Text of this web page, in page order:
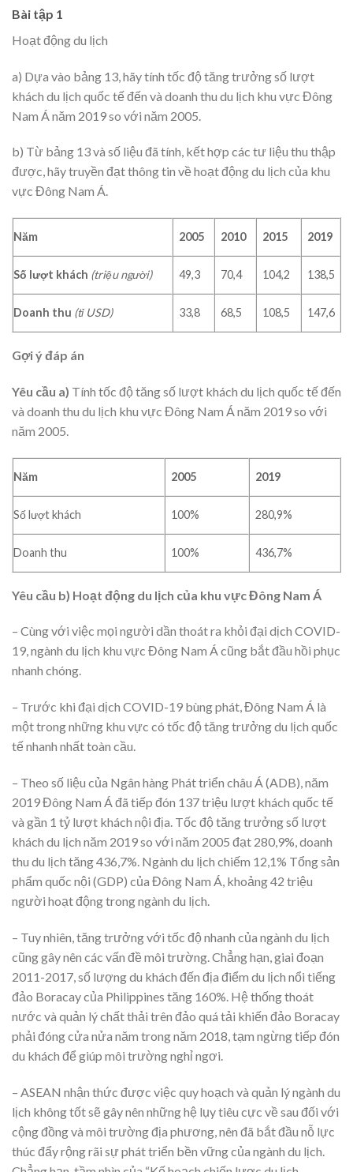
Bài tập 1
Hoạt động du lịch
a) Dựa vào bảng 13, hãy tính tốc độ tăng trưởng số lượt
khách du lịch quốc tế đến và doanh thu du lịch khu vực Đông
Nam Á năm 2019 so với năm 2005.
b) Từ bảng 13 và số liệu đã tính, kết hợp các tư liệu thu thập
được, hãy truyền đạt thông tin về hoạt động du lịch của khu
vực Đông Nam Á.
Năm 2005 2010 2015 2019
Số lượt khách (triệu người) 49,3 70,4 104,2 138,5
Doanh thu (tỉ USD) 33,8 68,5 108,5 147,6
Gợi ý đáp án
Yêu cầu a) Tính tốc độ tăng số lượt khách du lịch quốc tế đến
và doanh thu du lịch khu vực Đông Nam Á năm 2019 so với
năm 2005.
Năm 2005 2019
Số lượt khách 100% 280,9%
Doanh thu 100% 436,7%
Yêu cầu b) Hoạt động du lịch của khu vực Đông Nam Á
– Cùng với việc mọi người dần thoát ra khỏi đại dịch COVID-
19, ngành du lịch khu vực Đông Nam Á cũng bắt đầu hồi phục
nhanh chóng.
– Trước khi đại dịch COVID-19 bùng phát, Đông Nam Á là
một trong những khu vực có tốc độ tăng trưởng du lịch quốc
tế nhanh nhất toàn cầu.
– Theo số liệu của Ngân hàng Phát triển châu Á (ADB), năm
2019 Đông Nam Á đã tiếp đón 137 triệu lượt khách quốc tế
và gần 1 tỷ lượt khách nội địa. Tốc độ tăng trưởng số lượt
khách du lịch năm 2019 so với năm 2005 đạt 280,9%, doanh
thu du lịch tăng 436,7%. Ngành du lịch chiếm 12,1% Tổng sản
phẩm quốc nội (GDP) của Đông Nam Á, khoảng 42 triệu
người hoạt động trong ngành du lịch.
– Tuy nhiên, tăng trưởng với tốc độ nhanh của ngành du lịch
cũng gây nên các vấn đề môi trường. Chẳng hạn, giai đoạn
2011-2017, số lượng du khách đến địa điểm du lịch nổi tiếng
đảo Boracay của Philippines tăng 160%. Hệ thống thoát
nước và quản lý chất thải trên đảo quá tải khiến đảo Boracay
phải đóng cửa nửa năm trong năm 2018, tạm ngừng tiếp đón
du khách để giúp môi trường nghỉ ngơi.
– ASEAN nhận thức được việc quy hoạch và quản lý ngành du
lịch không tốt sẽ gây nên những hệ lụy tiêu cực về sau đối với
cộng đồng và môi trường địa phương, nên đã bắt đầu nỗ lực
thúc đẩy rộng rãi sự phát triển bền vững của ngành du lịch.